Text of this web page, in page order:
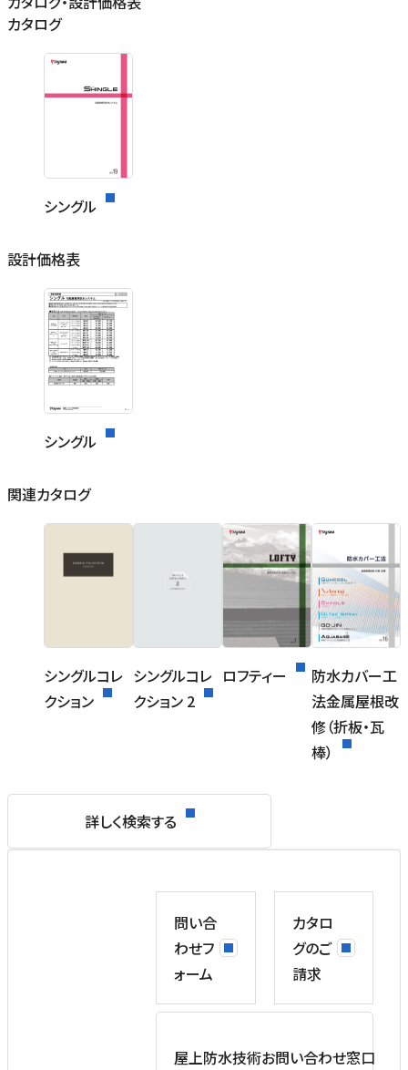
カタログ
シングル
設計価格表
シングル
関連カタログ
シングルコレ
クション
シングルコレ
クション 2
ロフティー
防水カバー工
法金属屋根改
修（折板・瓦
棒）
詳しく検索する
問い合
わせフ
ォーム
カタロ
グのご
請求
屋上防水技術お問い合わせ窓口